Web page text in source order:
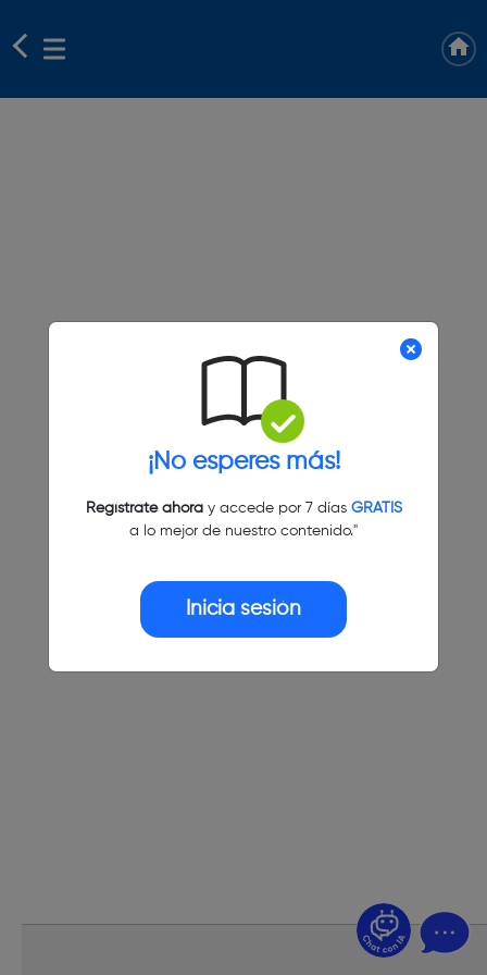
¡No esperes más!
Regístrate ahoray accede por 7 días GRATIS
a lo mejor de nuestro contenido."
Inicia sesión